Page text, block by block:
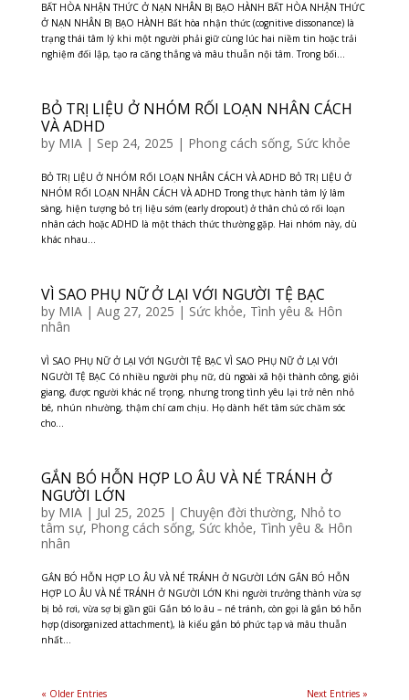
BẤT HÒA NHẬN THỨC Ở NẠN NHÂN BỊ BẠO HÀNH BẤT HÒA NHẬN THỨC
Ở NẠN NHÂN BỊ BẠO HÀNH Bất hòa nhận thức (cognitive dissonance) là
trạng thái tâm lý khi một người phải giữ cùng lúc hai niềm tin hoặc trải
nghiệm đối lập, tạo ra căng thẳng và mâu thuẫn nội tâm. Trong bối...
BỎ TRỊ LIỆU Ở NHÓM RỐI LOẠN NHÂN CÁCH
VÀ ADHD
by MIA| Sep 24, 2025 | Phong cách sống, Sức khỏe
BỎ TRỊ LIỆU Ở NHÓM RỐI LOẠN NHÂN CÁCH VÀ ADHD BỎ TRỊ LIỆU Ở
NHÓM RỐI LOẠN NHÂN CÁCH VÀ ADHD Trong thực hành tâm lý lâm
sàng, hiện tượng bỏ trị liệu sớm (early dropout) ở thân chủ có rối loạn
nhân cách hoặc ADHD là một thách thức thường gặp. Hai nhóm này, dù
khác nhau...
VÌ SAO PHỤ NỮ Ở LẠI VỚI NGƯỜI TỆ BẠC
by MIA| Aug 27, 2025 | Sức khỏe, Tình yêu & Hôn
nhân
VÌ SAO PHỤ NỮ Ở LẠI VỚI NGƯỜI TỆ BẠC VÌ SAO PHỤ NỮ Ở LẠI VỚI
NGƯỜI TỆ BẠC Có nhiều người phụ nữ, dù ngoài xã hội thành công, giỏi
giang, được người khác nể trọng, nhưng trong tình yêu lại trở nên nhỏ
bé, nhún nhường, thậm chí cam chịu. Họ dành hết tâm sức chăm sóc
cho...
GẮN BÓ HỖN HỢP LO ÂU VÀ NÉ TRÁNH Ở
NGƯỜI LỚN
by MIA| Jul 25, 2025 | Chuyện đời thường, Nhỏ to
tâm sự, Phong cách sống, Sức khỏe, Tình yêu & Hôn
nhân
GẮN BÓ HỖN HỢP LO ÂU VÀ NÉ TRÁNH Ở NGƯỜI LỚN GẮN BÓ HỖN
HỢP LO ÂU VÀ NÉ TRÁNH Ở NGƯỜI LỚN Khi người trưởng thành vừa sợ
bị bỏ rơi, vừa sợ bị gần gũi Gắn bó lo âu – né tránh, còn gọi là gắn bó hỗn
hợp (disorganized attachment), là kiểu gắn bó phức tạp và mâu thuẫn
nhất...
« Older Entries Next Entries »